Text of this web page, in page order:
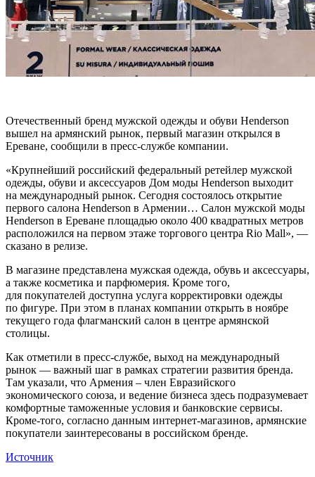
Отечественный бренд мужской одежды и обуви Henderson
вышел на армянский рынок, первый магазин открылся в
Ереване, сообщили в пресс-службе компании.
«Крупнейший российский федеральный ретейлер мужской
одежды, обуви и аксессуаров Дом моды Henderson выходит
на международный рынок. Сегодня состоялось открытие
первого салона Henderson в Армении… Салон мужской моды
Henderson в Ереване площадью около 400 квадратных метров
расположился на первом этаже торгового центра Rio Mall», —
сказано в релизе.
В магазине представлена мужская одежда, обувь и аксессуары,
а также косметика и парфюмерия. Кроме того,
для покупателей доступна услуга корректировки одежды
по фигуре. При этом в планах компании открыть в ноябре
текущего года флагманский салон в центре армянской
столицы.
Как отметили в пресс-службе, выход на международный
рынок — важный шаг в рамках стратегии развития бренда.
Там указали, что Армения – член Евразийского
экономического союза, и ведение бизнеса здесь подразумевает
комфортные таможенные условия и банковские сервисы.
Кроме-того, согласно данным интернет-магазинов, армянские
покупатели заинтересованы в российском бренде.
Источник